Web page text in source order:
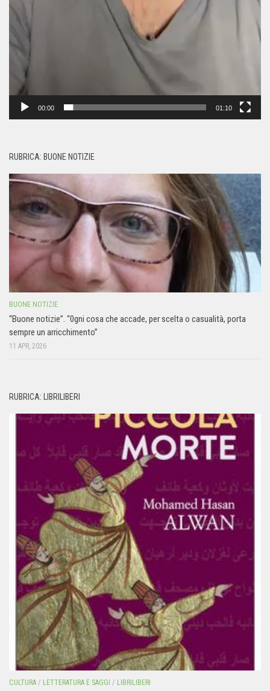
00:00 01:10
RUBRICA: BUONE NOTIZIE
BUONE NOTIZIE
“Buone notizie”. “0gni cosa che accade, per scelta o casualità, porta
sempre un arricchimento”
11 APR, 2026
RUBRICA: LIBRILIBERI
CULTURA / LETTERATURA E SAGGI / LIBRILIBERI